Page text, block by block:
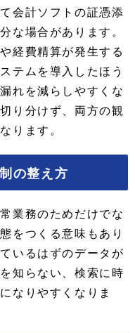
会計ソフトの証憑添
な場合があります。
経費精算が発生する
テムを導入したほう
れを減らしやすくな
り分けず、両方の観
ります。
の整え方
業務のためだけでな
をつくる意味もあり
いるはずのデータが
知らない、検索に時
なりやすくなりま